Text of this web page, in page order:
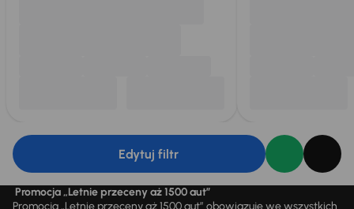
Edytuj filtr
Promocja „Letnie przeceny aż 1500 aut”
Promocja „Letnie przeceny aż 1500 aut” obowiązuje we wszystkich